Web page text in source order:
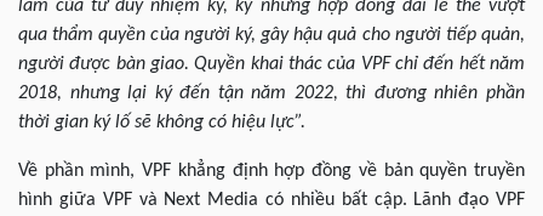
làm của tư duy nhiệm kỳ, ký những hợp đồng dài lê thê vượt
qua thẩm quyền của người ký, gây hậu quả cho người tiếp quản,
người được bàn giao. Quyền khai thác của VPF chỉ đến hết năm
2018, nhưng lại ký đến tận năm 2022, thì đương nhiên phần
thời gian ký lố sẽ không có hiệu lực”.
Về phần mình, VPF khẳng định hợp đồng về bản quyền truyền
hình giữa VPF và Next Media có nhiều bất cập. Lãnh đạo VPF